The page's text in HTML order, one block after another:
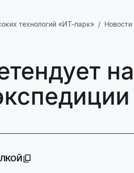
технологий «ИТ-парк» Новости